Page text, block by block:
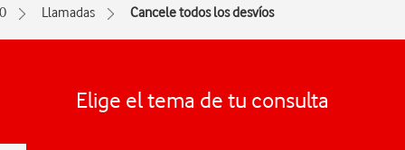
Llamadas Cancele todos los desvíos
Elige el tema de tu consulta